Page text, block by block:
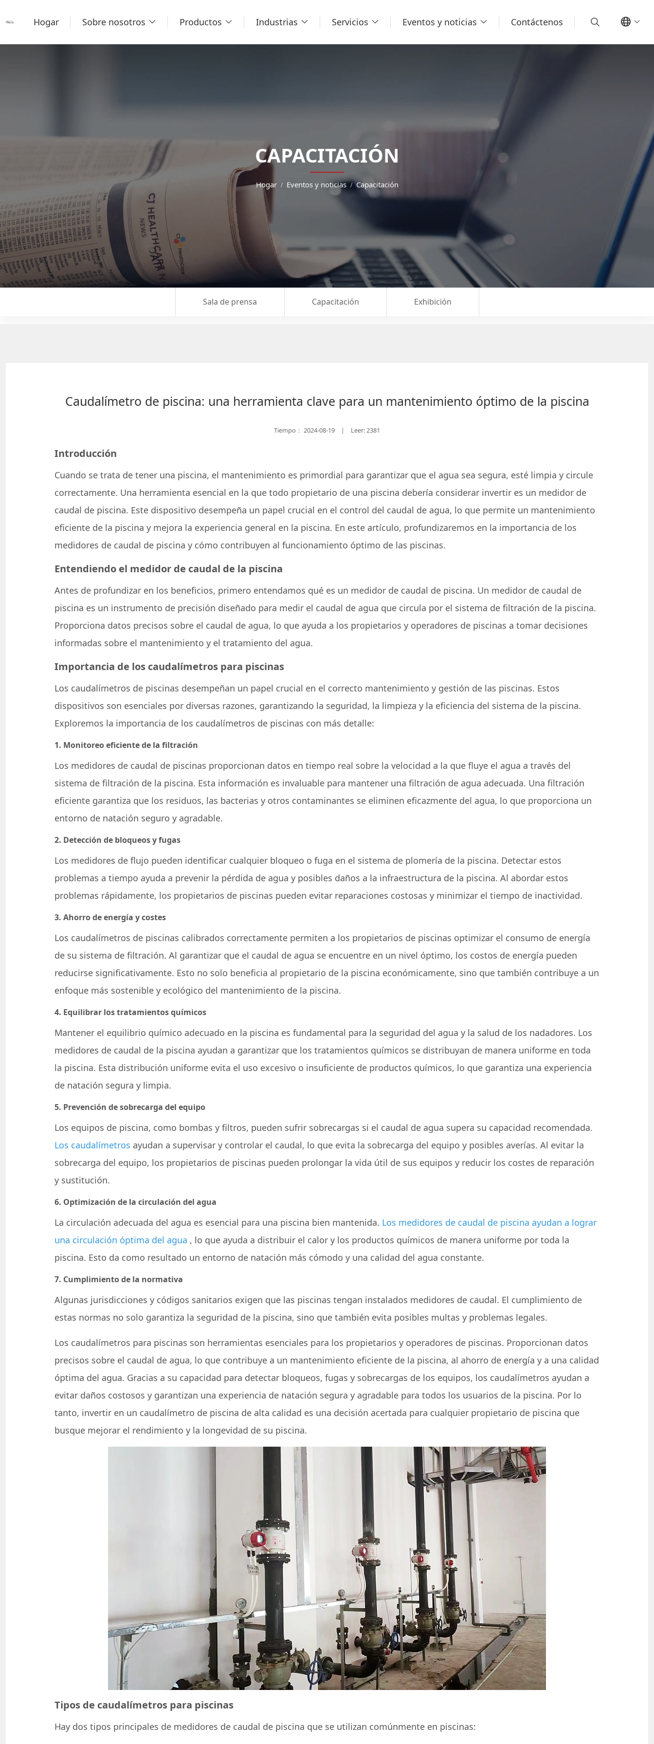
Hogar Sobre nosotros Productos Industrias Servicios Eventos y noticias Contáctenos
CAPACITACIÓN
Hogar Eventos y noticias Capacitación
Sala de prensa Capacitación Exhibición
Caudalímetro de piscina: una herramienta clave para un mantenimiento óptimo de la piscina
Tiempo： 2024-08-19 | Leer: 2381
Introducción
Cuando se trata de tener una piscina, el mantenimiento es primordial para garantizar que el agua sea segura, esté limpia y circule
correctamente. Una herramienta esencial en la que todo propietario de una piscina debería considerar invertir es un medidor de
caudal de piscina. Este dispositivo desempeña un papel crucial en el control del caudal de agua, lo que permite un mantenimiento
eficiente de la piscina y mejora la experiencia general en la piscina. En este artículo, profundizaremos en la importancia de los
medidores de caudal de piscina y cómo contribuyen al funcionamiento óptimo de las piscinas.
Entendiendo el medidor de caudal de la piscina
Antes de profundizar en los beneficios, primero entendamos qué es un medidor de caudal de piscina. Un medidor de caudal de
piscina es un instrumento de precisión diseñado para medir el caudal de agua que circula por el sistema de filtración de la piscina.
Proporciona datos precisos sobre el caudal de agua, lo que ayuda a los propietarios y operadores de piscinas a tomar decisiones
informadas sobre el mantenimiento y el tratamiento del agua.
Importancia de los caudalímetros para piscinas
Los caudalímetros de piscinas desempeñan un papel crucial en el correcto mantenimiento y gestión de las piscinas. Estos
dispositivos son esenciales por diversas razones, garantizando la seguridad, la limpieza y la eficiencia del sistema de la piscina.
Exploremos la importancia de los caudalímetros de piscinas con más detalle:
1. Monitoreo eficiente de la filtración
Los medidores de caudal de piscinas proporcionan datos en tiempo real sobre la velocidad a la que fluye el agua a través del
sistema de filtración de la piscina. Esta información es invaluable para mantener una filtración de agua adecuada. Una filtración
eficiente garantiza que los residuos, las bacterias y otros contaminantes se eliminen eficazmente del agua, lo que proporciona un
entorno de natación seguro y agradable.
2. Detección de bloqueos y fugas
Los medidores de flujo pueden identificar cualquier bloqueo o fuga en el sistema de plomería de la piscina. Detectar estos
problemas a tiempo ayuda a prevenir la pérdida de agua y posibles daños a la infraestructura de la piscina. Al abordar estos
problemas rápidamente, los propietarios de piscinas pueden evitar reparaciones costosas y minimizar el tiempo de inactividad.
3. Ahorro de energía y costes
Los caudalímetros de piscinas calibrados correctamente permiten a los propietarios de piscinas optimizar el consumo de energía
de su sistema de filtración. Al garantizar que el caudal de agua se encuentre en un nivel óptimo, los costos de energía pueden
reducirse significativamente. Esto no solo beneficia al propietario de la piscina económicamente, sino que también contribuye a un
enfoque más sostenible y ecológico del mantenimiento de la piscina.
4. Equilibrar los tratamientos químicos
Mantener el equilibrio químico adecuado en la piscina es fundamental para la seguridad del agua y la salud de los nadadores. Los
medidores de caudal de la piscina ayudan a garantizar que los tratamientos químicos se distribuyan de manera uniforme en toda
la piscina. Esta distribución uniforme evita el uso excesivo o insuficiente de productos químicos, lo que garantiza una experiencia
de natación segura y limpia.
5. Prevención de sobrecarga del equipo
Los equipos de piscina, como bombas y filtros, pueden sufrir sobrecargas si el caudal de agua supera su capacidad recomendada.
Los caudalímetros ayudan a supervisar y controlar el caudal, lo que evita la sobrecarga del equipo y posibles averías. Al evitar la
sobrecarga del equipo, los propietarios de piscinas pueden prolongar la vida útil de sus equipos y reducir los costes de reparación
y sustitución.
6. Optimización de la circulación del agua
La circulación adecuada del agua es esencial para una piscina bien mantenida. Los medidores de caudal de piscina ayudan a lograr
una circulación óptima del agua , lo que ayuda a distribuir el calor y los productos químicos de manera uniforme por toda la
piscina. Esto da como resultado un entorno de natación más cómodo y una calidad del agua constante.
7. Cumplimiento de la normativa
Algunas jurisdicciones y códigos sanitarios exigen que las piscinas tengan instalados medidores de caudal. El cumplimiento de
estas normas no solo garantiza la seguridad de la piscina, sino que también evita posibles multas y problemas legales.
Los caudalímetros para piscinas son herramientas esenciales para los propietarios y operadores de piscinas. Proporcionan datos
precisos sobre el caudal de agua, lo que contribuye a un mantenimiento eficiente de la piscina, al ahorro de energía y a una calidad
óptima del agua. Gracias a su capacidad para detectar bloqueos, fugas y sobrecargas de los equipos, los caudalímetros ayudan a
evitar daños costosos y garantizan una experiencia de natación segura y agradable para todos los usuarios de la piscina. Por lo
tanto, invertir en un caudalímetro de piscina de alta calidad es una decisión acertada para cualquier propietario de piscina que
busque mejorar el rendimiento y la longevidad de su piscina.
Tipos de caudalímetros para piscinas
Hay dos tipos principales de medidores de caudal de piscina que se utilizan comúnmente en piscinas: